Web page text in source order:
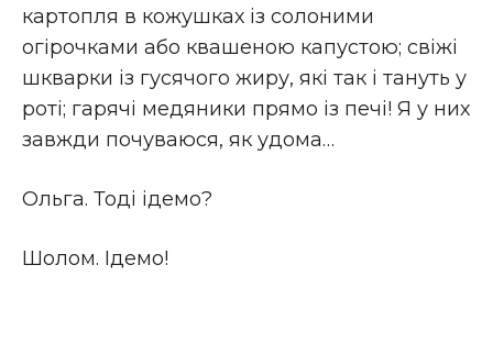
картопля в кожушках із солоними
огірочками або квашеною капустою; свіжі
шкварки із гусячого жиру, які так і тануть у
роті; гарячі медяники прямо із печі! Я у них
завжди почуваюся, як удома…
Ольга. Тоді ідемо?
Шолом. Ідемо!